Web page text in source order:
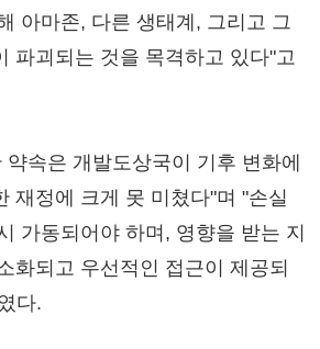
아마존, 다른 생태계, 그리고 그
파괴되는 것을 목격하고 있다"고
속은 개발도상국이 기후 변화에
재정에 크게 못 미쳤다"며 "손실
가동되어야 하며, 영향을 받는 지
화되고 우선적인 접근이 제공되
다.